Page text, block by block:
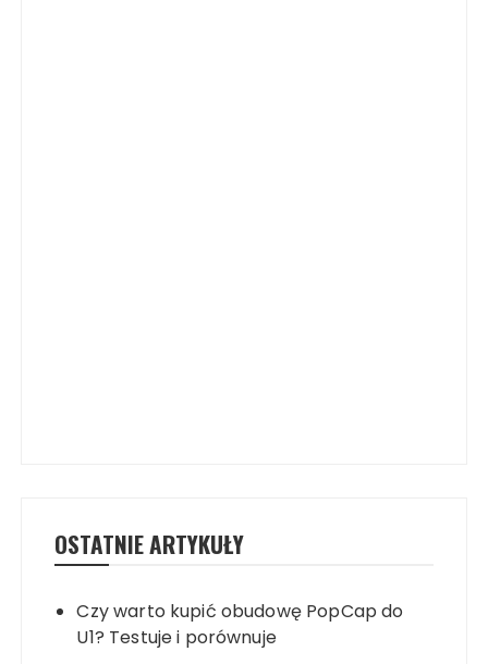
OSTATNIE ARTYKUŁY
Czy warto kupić obudowę PopCap do
U1? Testuje i porównuje